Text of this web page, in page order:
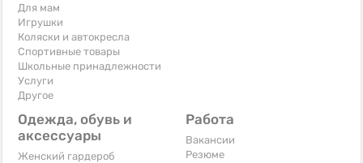
Для мам
Игрушки
Коляски и автокресла
Спортивные товары
Школьные принадлежности
Услуги
Другое
Одежда, обувь и
аксессуары
Женский гардероб
Работа
Вакансии
Резюме